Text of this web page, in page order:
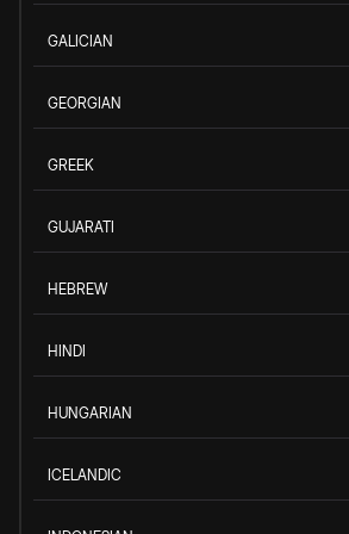
GALICIAN
GEORGIAN
GREEK
GUJARATI
HEBREW
HINDI
HUNGARIAN
ICELANDIC